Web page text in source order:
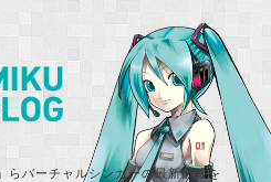
らバーチャルシンガーの最新情報を